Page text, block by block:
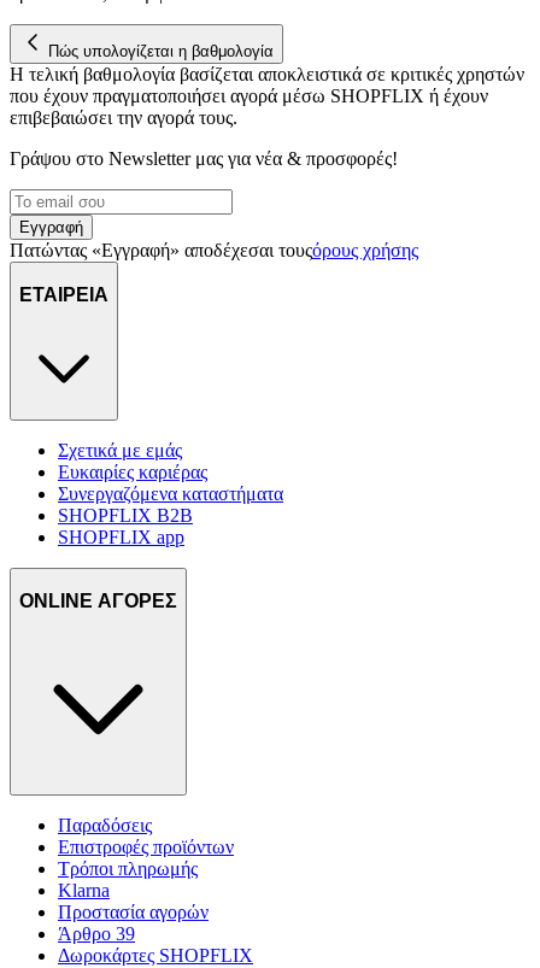
στη συσκευή σας, με σκοπό την προβολή εξατομικευμένων
διαφημίσεων και περιεχομένου, τις μετρήσεις σχετικά με
διαφημίσεις και περιεχόμενο, την καλύτερη εικόνα του κοινού
μας και την ανάπτυξη προϊόντων. Επίσης, κοινοποιούμε
πληροφορίες σχετικά με την από μέρους σας χρήση της
τοποθεσίας μας στους συνεργάτες μέσων κοινωνικής
δικτύωσης, διαφημίσεων και ανάλυσης.
Πώς υπολογίζεται η βαθμολογία
Η τελική βαθμολογία βασίζεται αποκλειστικά σε κριτικές χρηστών
που έχουν πραγματοποιήσει αγορά μέσω SHOPFLIX ή έχουν
επιβεβαιώσει την αγορά τους.
Γράψου στο Νewsletter μας για νέα & προσφορές!
Εγγραφή
Πατώντας «Εγγραφή» αποδέχεσαι τουςόρους χρήσης
ΕΤΑΙΡΕΙΑ
Σχετικά με εμάς
Ευκαιρίες καριέρας
Συνεργαζόμενα καταστήματα
SHOPFLIX B2B
SHOPFLIX app
ONLINE ΑΓΟΡΕΣ
Παραδόσεις
Επιστροφές προϊόντων
Τρόποι πληρωμής
Klarna
Προστασία αγορών
Άρθρο 39
Δωροκάρτες SHOPFLIX